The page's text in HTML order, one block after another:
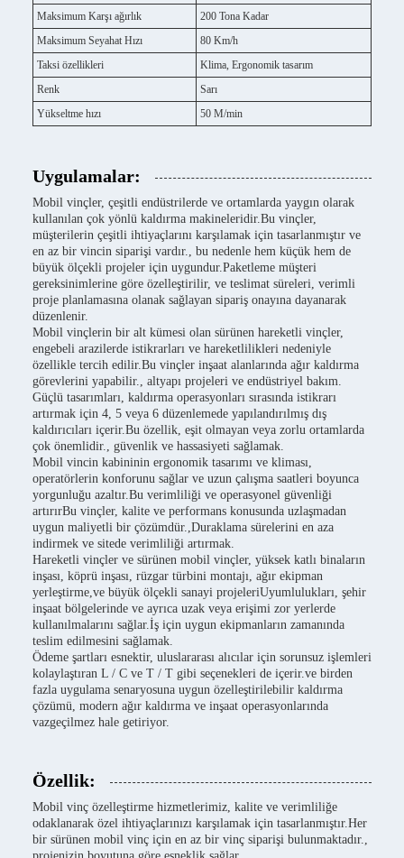
Maksimum Karşı ağırlık
200 Tona Kadar
Maksimum Seyahat Hızı
80 Km/h
Taksi özellikleri
Klima, Ergonomik tasarım
Renk
Sarı
Yükseltme hızı
50 M/min
Uygulamalar:
Mobil vinçler, çeşitli endüstrilerde ve ortamlarda yaygın olarak
kullanılan çok yönlü kaldırma makineleridir.Bu vinçler,
müşterilerin çeşitli ihtiyaçlarını karşılamak için tasarlanmıştır ve
en az bir vincin siparişi vardır., bu nedenle hem küçük hem de
büyük ölçekli projeler için uygundur.Paketleme müşteri
gereksinimlerine göre özelleştirilir, ve teslimat süreleri, verimli
proje planlamasına olanak sağlayan sipariş onayına dayanarak
düzenlenir.
Mobil vinçlerin bir alt kümesi olan sürünen hareketli vinçler,
engebeli arazilerde istikrarları ve hareketlilikleri nedeniyle
özellikle tercih edilir.Bu vinçler inşaat alanlarında ağır kaldırma
görevlerini yapabilir., altyapı projeleri ve endüstriyel bakım.
Güçlü tasarımları, kaldırma operasyonları sırasında istikrarı
artırmak için 4, 5 veya 6 düzenlemede yapılandırılmış dış
kaldırıcıları içerir.Bu özellik, eşit olmayan veya zorlu ortamlarda
çok önemlidir., güvenlik ve hassasiyeti sağlamak.
Mobil vincin kabininin ergonomik tasarımı ve kliması,
operatörlerin konforunu sağlar ve uzun çalışma saatleri boyunca
yorgunluğu azaltır.Bu verimliliği ve operasyonel güvenliği
artırırBu vinçler, kalite ve performans konusunda uzlaşmadan
uygun maliyetli bir çözümdür.,Duraklama sürelerini en aza
indirmek ve sitede verimliliği artırmak.
Hareketli vinçler ve sürünen mobil vinçler, yüksek katlı binaların
inşası, köprü inşası, rüzgar türbini montajı, ağır ekipman
yerleştirme,ve büyük ölçekli sanayi projeleriUyumlulukları, şehir
inşaat bölgelerinde ve ayrıca uzak veya erişimi zor yerlerde
kullanılmalarını sağlar.İş için uygun ekipmanların zamanında
teslim edilmesini sağlamak.
Ödeme şartları esnektir, uluslararası alıcılar için sorunsuz işlemleri
kolaylaştıran L / C ve T / T gibi seçenekleri de içerir.ve birden
fazla uygulama senaryosuna uygun özelleştirilebilir kaldırma
çözümü, modern ağır kaldırma ve inşaat operasyonlarında
vazgeçilmez hale getiriyor.
Özellik:
Mobil vinç özelleştirme hizmetlerimiz, kalite ve verimliliğe
odaklanarak özel ihtiyaçlarınızı karşılamak için tasarlanmıştır.Her
bir sürünen mobil vinç için en az bir vinç siparişi bulunmaktadır.,